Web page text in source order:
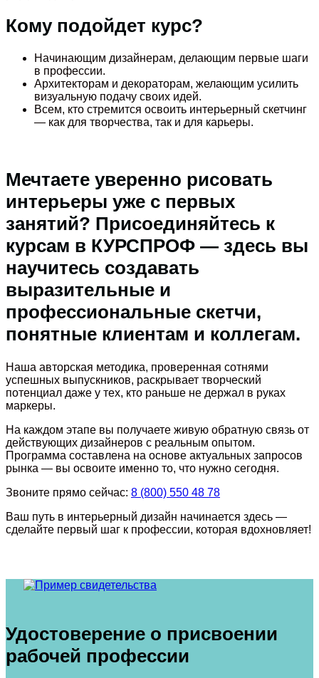
Кому подойдет курс?
Начинающим дизайнерам, делающим первые шаги
в профессии.
Архитекторам и декораторам, желающим усилить
визуальную подачу своих идей.
Всем, кто стремится освоить интерьерный скетчинг
— как для творчества, так и для карьеры.
Мечтаете уверенно рисовать
интерьеры уже с первых
занятий? Присоединяйтесь к
курсам в КУРСПРОФ — здесь вы
научитесь создавать
выразительные и
профессиональные скетчи,
понятные клиентам и коллегам.
Наша авторская методика, проверенная сотнями
успешных выпускников, раскрывает творческий
потенциал даже у тех, кто раньше не держал в руках
маркеры.
На каждом этапе вы получаете живую обратную связь от
действующих дизайнеров с реальным опытом.
Программа составлена на основе актуальных запросов
рынка — вы освоите именно то, что нужно сегодня.
Звоните прямо сейчас: 8 (800) 550 48 78
Ваш путь в интерьерный дизайн начинается здесь —
сделайте первый шаг к профессии, которая вдохновляет!
Удостоверение о присвоении
рабочей профессии